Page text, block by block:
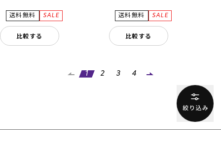
比較する 比較する
1 2 3 4